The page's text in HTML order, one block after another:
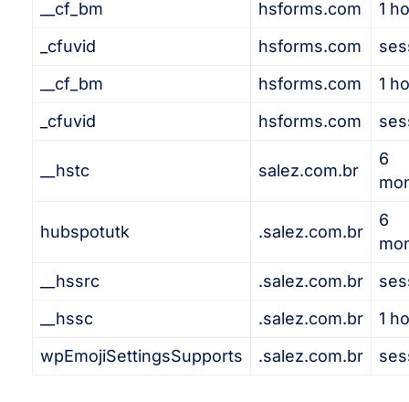
__cf_bm
hsforms.com
1
_cfuvid
hsforms.com
__cf_bm
hsforms.com
1
_cfuvid
hsforms.com
__hstc salez.com.br
6
hubspotutk .salez.com.br
6
__hssrc
.salez.com.br
__hssc
.salez.com.br
1
wpEmojiSettingsSupports
.salez.com.br